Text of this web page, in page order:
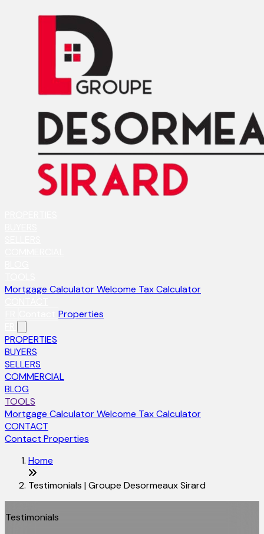
Mortgage CalculatorWelcome Tax Calculator
Properties
PROPERTIES
BUYERS
SELLERS
COMMERCIAL
BLOG
TOOLS
Mortgage CalculatorWelcome Tax Calculator
CONTACT
Contact Properties
Home
Testimonials | Groupe Desormeaux Sirard
Testimonials